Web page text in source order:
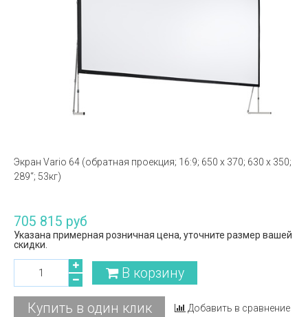
Экран Vario 64 (обратная проекция; 16:9; 650 x 370; 630 x 350;
289“; 53кг)
705 815 руб
Указана примерная розничная цена, уточните размер вашей
скидки.
В корзину
Купить в один клик Добавить в сравнение